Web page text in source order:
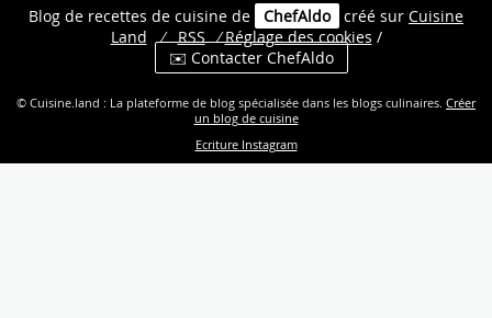
Blog de recettes de cuisine de ChefAldo créé sur Cuisine
Land ⁄ RSS ⁄Réglage des cookies /
✉️ Contacter ChefAldo
© Cuisine.land : La plateforme de blog spécialisée dans les blogs culinaires. Créer
un blog de cuisine
Ecriture Instagram